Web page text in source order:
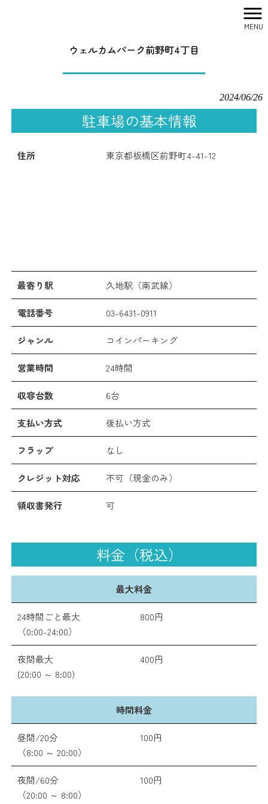
MENU
ウェルカムパーク前野町4丁目
ウェルカムパーク前野町4丁目
2024/06/26
駐車場の基本情報
住所 東京都板橋区前野町4-41-12
最寄り駅 久地駅（南武線）
電話番号 03-6431-0911
ジャンル コインパーキング
営業時間 24時間
収容台数 6台
支払い方式 後払い方式
フラップ なし
クレジット対応 不可（現金のみ）
領収書発行 可
料金（税込）
最大料金
24時間ごと最大
（0:00-24:00）
800円
夜間最大
(20:00 ～ 8:00)
400円
時間料金
昼間/20分
（8:00 ～ 20:00）
100円
夜間/60分
（20:00 ～ 8:00）
100円